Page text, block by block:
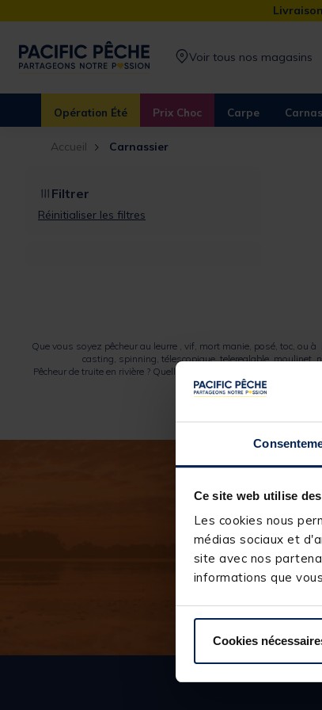
Ce site web utilise
Les cookies nous
médias sociaux et
site avec nos
informations que
Cookies
Voir tous nos magasins
Opération Été Prix Choc Carpe
Accueil Carnassier
Filtrer
Réinitialiser les filtres
Que vous soyez pêcheur au leurre vif mort manie , posé, toc , ou à
casting, spinning, télescopique, telereglable, moulinet,
Pêcheur de truite en rivière ? Quelle canne acheter ?